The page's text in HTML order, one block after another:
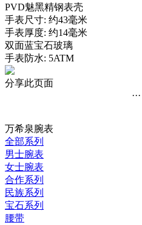
PVD魅黑精钢表壳
手表尺寸: 约43毫米
手表厚度: 约14毫米
双面蓝宝石玻璃
手表防水: 5ATM
分享此页面
···
万希泉腕表
全部系列
男士腕表
女士腕表
合作系列
民族系列
宝石系列
腰带